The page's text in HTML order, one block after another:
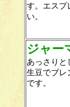
す。エスプ
い。
ジャー
あっさりと
生豆でブレ
です。